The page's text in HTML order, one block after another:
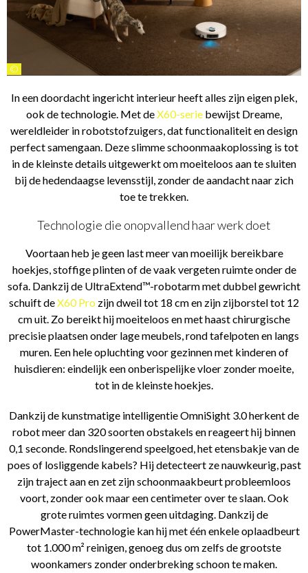
©
In een doordacht ingericht interieur heeft alles zijn eigen plek,
ook de technologie. Met deX60-serie bewijst Dreame,
wereldleider in robotstofzuigers, dat functionaliteit en design
perfect samengaan. Deze slimme schoonmaakoplossing is tot
in de kleinste details uitgewerkt om moeiteloos aan te sluiten
bij de hedendaagse levensstijl, zonder de aandacht naar zich
toe te trekken.
Technologie die onopvallend haar werk doet
Voortaan heb je geen last meer van moeilijk bereikbare
hoekjes, stoffige plinten of de vaak vergeten ruimte onder de
sofa. Dankzij de UltraExtend™-robotarm met dubbel gewricht
schuift deX60 Pro zijn dweil tot 18 cm en zijn zijborstel tot 12
cm uit. Zo bereikt hij moeiteloos en met haast chirurgische
precisie plaatsen onder lage meubels, rond tafelpoten en langs
muren. Een hele opluchting voor gezinnen met kinderen of
huisdieren: eindelijk een onberispelijke vloer zonder moeite,
tot in de kleinste hoekjes.
Dankzij de kunstmatige intelligentie OmniSight 3.0 herkent de
robot meer dan 320 soorten obstakels en reageert hij binnen
0,1 seconde. Rondslingerend speelgoed, het etensbakje van de
poes of losliggende kabels? Hij detecteert ze nauwkeurig, past
zijn traject aan en zet zijn schoonmaakbeurt probleemloos
voort, zonder ook maar een centimeter over te slaan. Ook
grote ruimtes vormen geen uitdaging. Dankzij de
PowerMaster-technologie kan hij met één enkele oplaadbeurt
tot 1.000 m² reinigen, genoeg dus om zelfs de grootste
woonkamers zonder onderbreking schoon te maken.